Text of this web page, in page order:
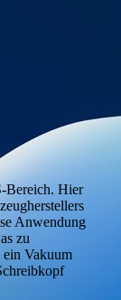
Bereich. Hier
Anwendung
zu
Vakuum